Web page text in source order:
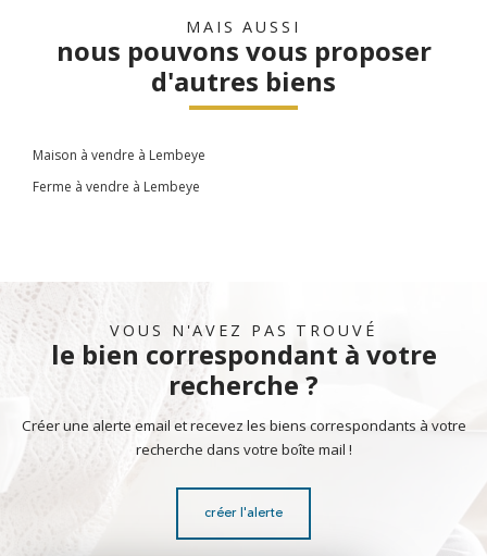
MAIS AUSSI
nous pouvons vous proposer
d'autres biens
Maison à vendre à Lembeye
Ferme à vendre à Lembeye
VOUS N'AVEZ PAS TROUVÉ
le bien correspondant à votre
recherche ?
Créer une alerte email et recevez les biens correspondants à votre
recherche dans votre boîte mail !
créer l'alerte